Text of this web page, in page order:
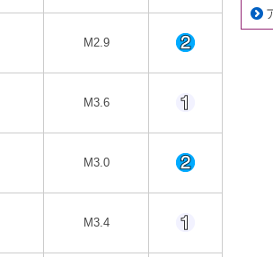
M2.9
M3.6
M3.0
M3.4